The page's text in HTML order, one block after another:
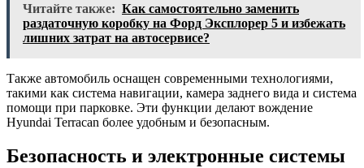
Читайте также: Как самостоятельно заменить
раздаточную коробку на Форд Эксплорер 5 и избежать
лишних затрат на автосервисе?
Также автомобиль оснащен современными технологиями,
такими как система навигации, камера заднего вида и система
помощи при парковке. Эти функции делают вождение
Hyundai Terracan более удобным и безопасным.
Безопасность и электронные системы